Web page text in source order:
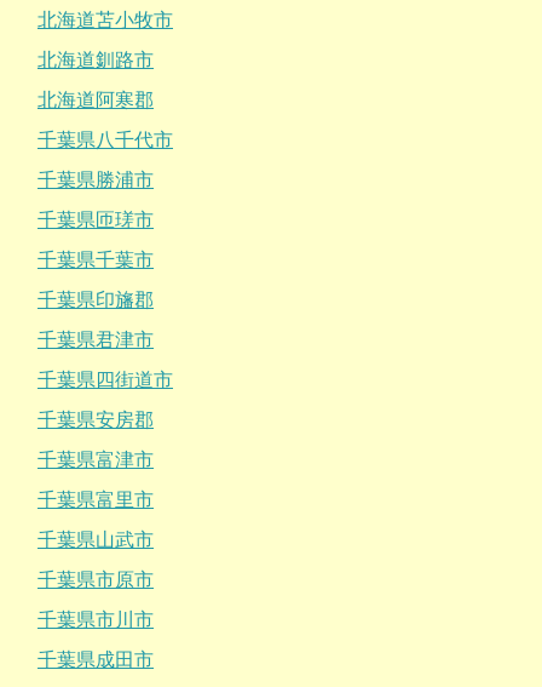
北海道苫小牧市
北海道釧路市
北海道阿寒郡
千葉県八千代市
千葉県勝浦市
千葉県匝瑳市
千葉県千葉市
千葉県印旛郡
千葉県君津市
千葉県四街道市
千葉県安房郡
千葉県富津市
千葉県富里市
千葉県山武市
千葉県市原市
千葉県市川市
千葉県成田市